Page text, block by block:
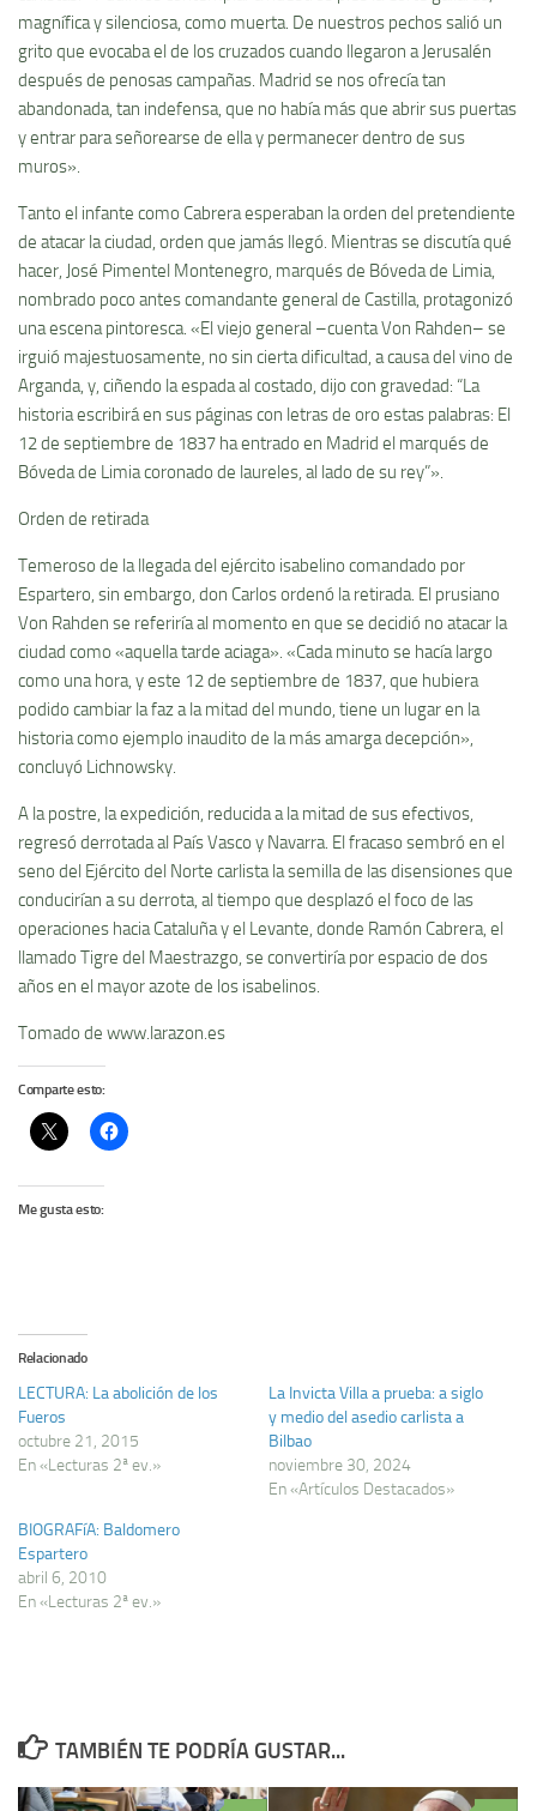
magnífica y silenciosa, como muerta. De nuestros pechos salió un
grito que evocaba el de los cruzados cuando llegaron a Jerusalén
después de penosas campañas. Madrid se nos ofrecía tan
abandonada, tan indefensa, que no había más que abrir sus puertas
y entrar para señorearse de ella y permanecer dentro de sus
muros».
Tanto el infante como Cabrera esperaban la orden del pretendiente
de atacar la ciudad, orden que jamás llegó. Mientras se discutía qué
hacer, José Pimentel Montenegro, marqués de Bóveda de Limia,
nombrado poco antes comandante general de Castilla, protagonizó
una escena pintoresca. «El viejo general –cuenta Von Rahden– se
irguió majestuosamente, no sin cierta dificultad, a causa del vino de
Arganda, y, ciñendo la espada al costado, dijo con gravedad: “La
historia escribirá en sus páginas con letras de oro estas palabras: El
12 de septiembre de 1837 ha entrado en Madrid el marqués de
Bóveda de Limia coronado de laureles, al lado de su rey”».
Orden de retirada
Temeroso de la llegada del ejército isabelino comandado por
Espartero, sin embargo, don Carlos ordenó la retirada. El prusiano
Von Rahden se referiría al momento en que se decidió no atacar la
ciudad como «aquella tarde aciaga». «Cada minuto se hacía largo
como una hora, y este 12 de septiembre de 1837, que hubiera
podido cambiar la faz a la mitad del mundo, tiene un lugar en la
historia como ejemplo inaudito de la más amarga decepción»,
concluyó Lichnowsky.
A la postre, la expedición, reducida a la mitad de sus efectivos,
regresó derrotada al País Vasco y Navarra. El fracaso sembró en el
seno del Ejército del Norte carlista la semilla de las disensiones que
conducirían a su derrota, al tiempo que desplazó el foco de las
operaciones hacia Cataluña y el Levante, donde Ramón Cabrera, el
llamado Tigre del Maestrazgo, se convertiría por espacio de dos
años en el mayor azote de los isabelinos.
Tomado de www.larazon.es
Comparte esto:
Me gusta esto:
Relacionado
LECTURA: La abolición de los
Fueros
octubre 21, 2015
En «Lecturas 2ª ev.»
La Invicta Villa a prueba: a siglo
y medio del asedio carlista a
Bilbao
noviembre 30, 2024
En «Artículos Destacados»
BIOGRAFíA: Baldomero
Espartero
abril 6, 2010
En «Lecturas 2ª ev.»
TAMBIÉN TE PODRÍA GUSTAR...